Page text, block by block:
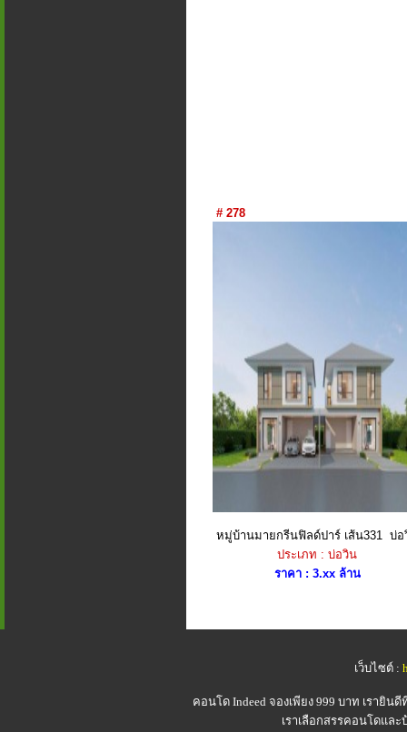
# 278
หมู่บ้านมายกรีนฟิลด์ปาร์ เส้น331 บ่อ
ประเภท : บ่อวิน
ราคา : 3.xx ล้าน
เว็บไซต์ :
คอนโด Indeedจองเพียง 999 บาท เรายิน
เราเลือกสรรคอนโดแล